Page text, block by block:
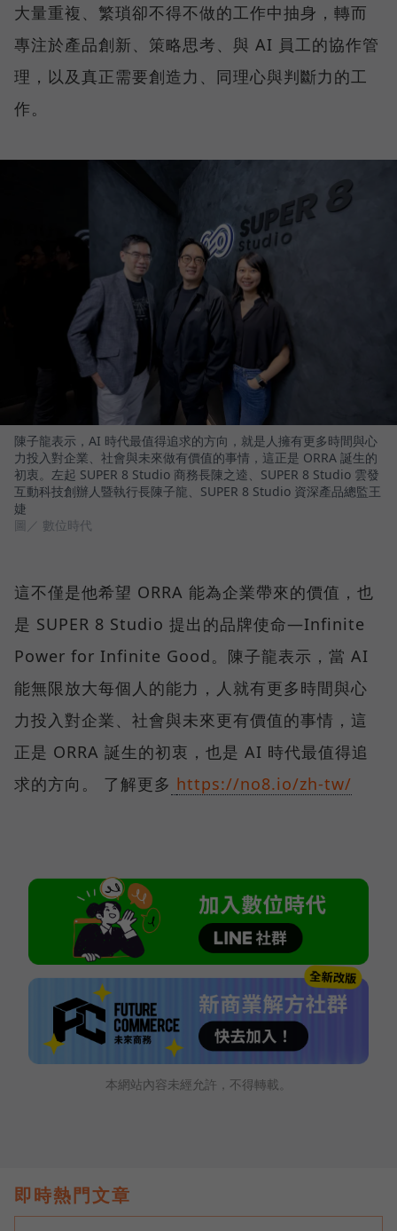
大量重複、繁瑣卻不得不做的工作中抽身，轉而
專注於產品創新、策略思考、與 AI 員工的協作管
理，以及真正需要創造力、同理心與判斷力的工
作。
陳子龍表示，AI 時代最值得追求的方向，就是人擁有更多時間與心
力投入對企業、社會與未來做有價值的事情，這正是 ORRA 誕生的
初衷。左起 SUPER 8 Studio 商務長陳之逵、SUPER 8 Studio 雲發
互動科技創辦人暨執行長陳子龍、SUPER 8 Studio 資深產品總監王
婕
圖／ 數位時代
這不僅是他希望 ORRA 能為企業帶來的價值，也
是 SUPER 8 Studio 提出的品牌使命—Infinite
Power for Infinite Good。陳子龍表示，當 AI
能無限放大每個人的能力，人就有更多時間與心
力投入對企業、社會與未來更有價值的事情，這
正是 ORRA 誕生的初衷，也是 AI 時代最值得追
求的方向。 了解更多 https://no8.io/zh-tw/
本網站內容未經允許，不得轉載。
即時熱門文章